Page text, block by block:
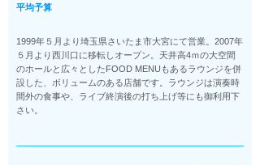
平均予算
1999年５月より埼玉県さいたま市大宮にて営業。2007年
５月より西川口に移転しオープン。天井高4ｍの大空間
のホールと広々としたFOOD MENUもあるラウンジを併
設した、ボリュームのある店舗です。ラウンジは演奏時
間外の食事や、ライブ終演後の打ち上げ等にも御利用下
さい。